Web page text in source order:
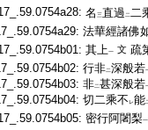
名 三直過 二二
法華經諸佛
其上一 文 疏
行非二深般若
非二甚深般若
切二乘不 レ能
密行阿闍梨一